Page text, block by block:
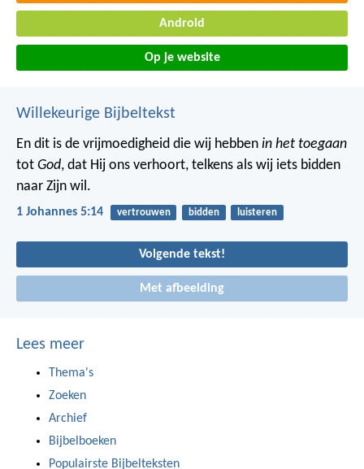
Android
Op je website
Willekeurige Bijbeltekst
En dit is de vrijmoedigheid die wij hebben in het toegaan
tot God, dat Hij ons verhoort, telkens als wij iets bidden
naar Zijn wil.
1 Johannes 5:14 vertrouwen bidden luisteren
Volgende tekst!
Met afbeelding
Lees meer
Thema's
Zoeken
Archief
Bijbelboeken
Populairste Bijbelteksten